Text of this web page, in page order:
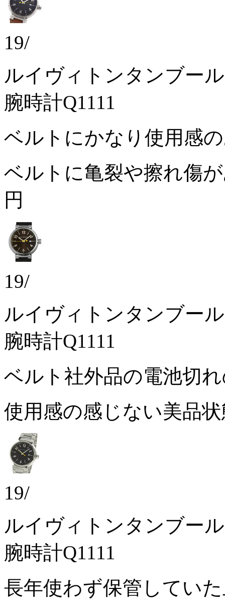
19/
ルイヴィトンタンブー
腕時計Q1111
ベルトにかなり使用感
ベルトに亀裂や擦れ傷
円
19/
ルイヴィトンタンブー
腕時計Q1111
ベルト社外品の電池切
使用感の感じない美品
19/
ルイヴィトンタンブー
腕時計Q1111
長年使わず保管してい